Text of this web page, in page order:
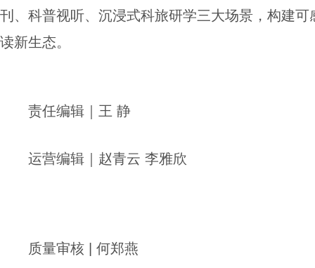
刊、科普视听、沉浸式科旅研学三大场景，构建
读新生态。
责任编辑｜王 静
运营编辑｜赵青云 李雅欣
质量审核 | 何郑燕